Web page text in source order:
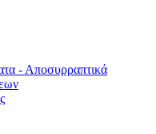
- Αποσυρραπτικά